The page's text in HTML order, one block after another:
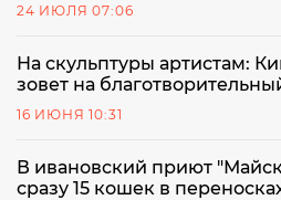
24 ИЮЛЯ 07:06
На скульптуры артистам:
зовет на
16 ИЮНЯ 10:31
В ивановский приют
сразу 15 кошек в